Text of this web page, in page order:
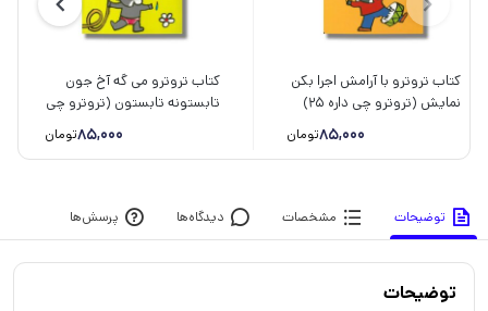
کتاب تروترو با آرامش اجرا بکن
نمایش (تروترو چی داره 25)
اثر بندیکت گاتیر ترجمه رودابه
85,000تومان
کتاب تروترو می گه آخ جون
تابستونه تابستون (تروترو چی
داره 8) اثر بندیکت گاتیر ترجمه
رودابه حمزه ای نشر پنجره
85,000تومان
توضیحات مشخصات دیدگاه‌ها پرسش‌ها
توضیحات